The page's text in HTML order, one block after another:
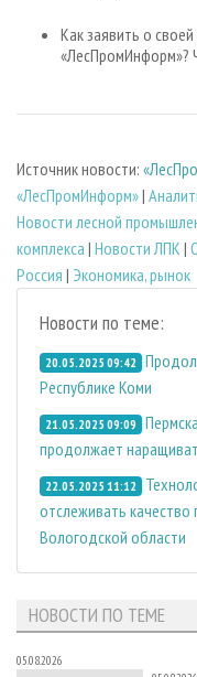
Как заявить о
«ЛесПромИнформ»?
Источник новости:
«ЛесПромИнформ»|
Новости лесной
комплекса | Новости ЛПК |
Россия | Экономика, рынок
Новости по теме:
20.05.2025 09:42
Республике Коми
21.05.2025 09:09
продолжает
22.05.2025 11:12
отслеживать качество
Вологодской области
НОВОСТИ ПО ТЕМЕ
05.08.2026